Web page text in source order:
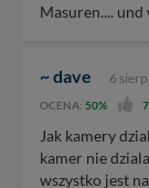
Masuren....
~ dave 6
OCENA: 50% 7
Jak kamery
kamer nie
wszystko jest